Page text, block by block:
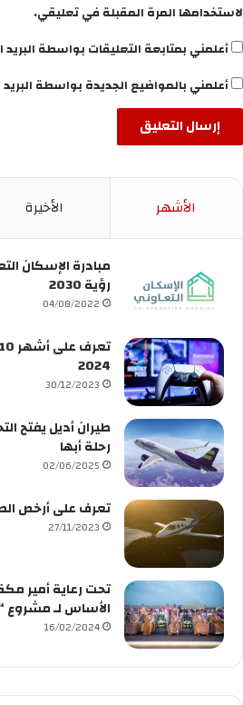
لاستخدامها المرة المقبلة في تعليقي.
أعلمني بمتابعة التعليقات بواسطة البريد
أعلمني بالمواضيع الجديدة بواسطة البريد
الأشهر الأخيرة
مبادرة الإسكان
رؤية 2030
04/08/2022
2024
30/12/2023
طيران أديل يفتح
رحلة أبها
02/06/2025
تعرف على أرخص
27/11/2023
تحت رعاية أمير
الأساس لـ مشروع
16/02/2024